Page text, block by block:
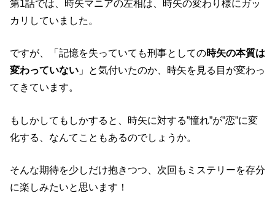
第1話では、時矢マニアの左相は、時矢の変わり様にガッ
カリしていました。
ですが、「記憶を失っていても刑事としての時矢の本質は
変わっていない 」と気付いたのか、時矢を見る目が変わっ
てきています。
もしかしてもしかすると、時矢に対する”憧れ”が”恋”に変
化する、なんてこともあるのでしょうか。
そんな期待を少しだけ抱きつつ、次回もミステリーを存分
に楽しみたいと思います！